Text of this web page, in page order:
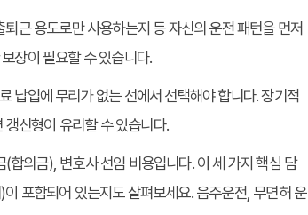
근 용도로만 사용하는지 등 자신의 운전 패턴을 먼저
장이 필요할 수 있습니다.
납입에 무리가 없는 선에서 선택해야 합니다. 장기적
신형이 유리할 수 있습니다.
의금), 변호사 선임 비용입니다. 이 세 가지 핵심 담
포함되어 있는지도 살펴보세요. 음주운전, 무면허 운